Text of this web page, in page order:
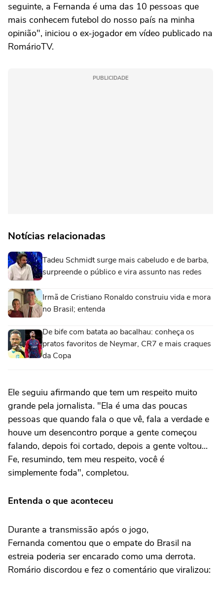
seguinte, a Fernanda é uma das 10 pessoas que
mais conhecem futebol do nosso país na minha
opinião", iniciou o ex-jogador em vídeo publicado na
RomárioTV.
PUBLICIDADE
Notícias relacionadas
Tadeu Schmidt surge mais cabeludo e de barba,
surpreende o público e vira assunto nas redes
Irmã de Cristiano Ronaldo construiu vida e mora
no Brasil; entenda
De bife com batata ao bacalhau: conheça os
pratos favoritos de Neymar, CR7 e mais craques
da Copa
Ele seguiu afirmando que tem um respeito muito
grande pela jornalista. "Ela é uma das poucas
pessoas que quando fala o que vê, fala a verdade e
houve um desencontro porque a gente começou
falando, depois foi cortado, depois a gente voltou...
Fe, resumindo, tem meu respeito, você é
simplemente foda", completou.
Entenda o que aconteceu
Durante a transmissão após o jogo,
Fernanda comentou que o empate do Brasil na
estreia poderia ser encarado como uma derrota.
Romário discordou e fez o comentário que viralizou: